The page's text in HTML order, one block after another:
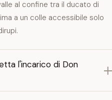
al confine tra il ducato di
a un colle accessibile solo
l'incarico di Don